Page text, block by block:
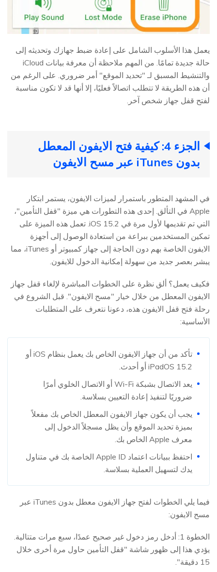
يعمل هذا الأسلوب الشامل على إعادة ضبط جهازك وتحديثه إلى
حالة جديدة تمامًا. من المهم ملاحظة أن معرفة بيانات iCloud
والتنشيط المسبق لـ "تحديد الموقع" أمر ضروري. على الرغم من
أن هذه الطريقة لا تتطلب اتصالاً فعليًا، إلا أنها قد لا تكون مناسبة
لفتح قفل جهاز شخص آخر.
الجزء 4: كيفية فتح الايفون المعطل
بدون iTunes عبر مسح الايفون
في المشهد المتطور باستمرار لميزات الايفون، يستمر ابتكار
Apple في التألق. إحدى هذه التطورات هي ميزة "قفل التأمين"،
التي تم تقديمها لأول مرة في iOS 15.2. تعمل هذه الميزة على
تمكين المستخدمين ببراعة من استعادة الوصول إلى أجهزة
الايفون الخاصة بهم دون الحاجة إلى جهاز كمبيوتر أو iTunes، مما
يبشر بعصر جديد من سهولة إمكانية الدخول للايفون.
فكيف يعمل؟ ألق نظرة على الخطوات المباشرة لإلغاء قفل جهاز
الايفون المعطل من خلال خيار "مسح الايفون". قبل الشروع في
رحلة فتح قفل الايفون هذه، دعونا نتعرف على المتطلبات
الأساسية:
تأكد من أن جهاز الايفون الخاص بك يعمل بنظام iOS أو
iPadOS 15.2 أو أحدث.
يعد الاتصال بشبكة Wi-Fi أو الاتصال الخلوي أمرًا
ضروريًا لتنفيذ إعادة التعيين بسلاسة.
يجب أن يكون جهاز الايفون المعطل الخاص بك مفعلاً
بميزة تحديد الموقع وأن يظل مسجلاً الدخول إلى
معرف Apple الخاص بك.
احتفظ ببيانات اعتماد Apple ID الخاصة بك في متناول
يدك لتسهيل العملية بسلاسة.
فيما يلي الخطوات لفتح جهاز الايفون معطل بدون iTunes عبر
مسح الايفون:
الخطوة 1: أدخل رمز دخول غير صحيح عمدًا، سبع مرات متتالية.
يؤدي هذا إلى ظهور شاشة "قفل التأمين حاول مرة أخرى خلال
15 دقيقة".